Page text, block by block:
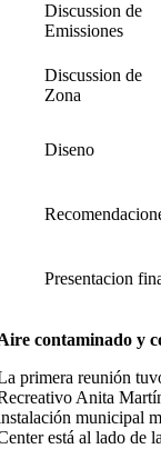
Discussion de
Emissiones
Discussion de
Zona
Diseno
Presentacion
contaminado y
primera reunión
Anita
municipal
está al lado de